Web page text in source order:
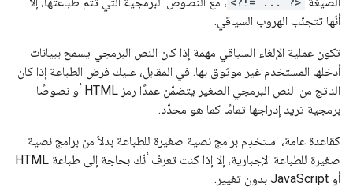
أنّها تتجنّب الهروب السياقي.
تكون عملية الإلغاء السياقي مهمة إذا كان النص البرمجي يسمح ببيانات
أدخلها المستخدم غير موثوق بها. في المقابل، عليك فرض الطباعة إذا كان
الناتج من النص البرمجي الصغير يتضمّن عمدًا رمز HTML أو نصوصًا
برمجية تريد إدراجها تمامًا كما هو محدّد.
كقاعدة عامة، استخدِم برامج نصية صغيرة للطباعة بدلاً من برامج نصية
صغيرة للطباعة الإجبارية، إلا إذا كنت تعرف أنّك بحاجة إلى طباعة HTML
أو JavaScript بدون تغيير.